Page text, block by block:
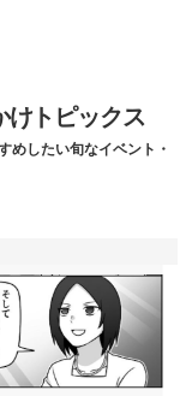
けトピックス
めしたい旬なイベント・